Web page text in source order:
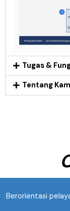
Tugas &
Tentang
Berorientasi